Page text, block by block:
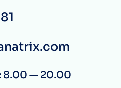
8.00 — 20.00